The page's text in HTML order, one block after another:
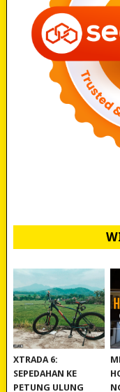
REVIEW POLYGON
XTRADA 6:
SEPEDAHAN KE
PETUNG ULUNG